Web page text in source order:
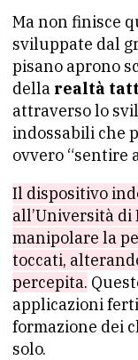
Ma non finisce
sviluppate dal
pisano aprono
della realtà
attraverso lo
indossabili che
ovvero “sentire
Il dispositivo
all’Università
manipolare la
toccati,
percepita.
applicazioni
formazione dei
solo.